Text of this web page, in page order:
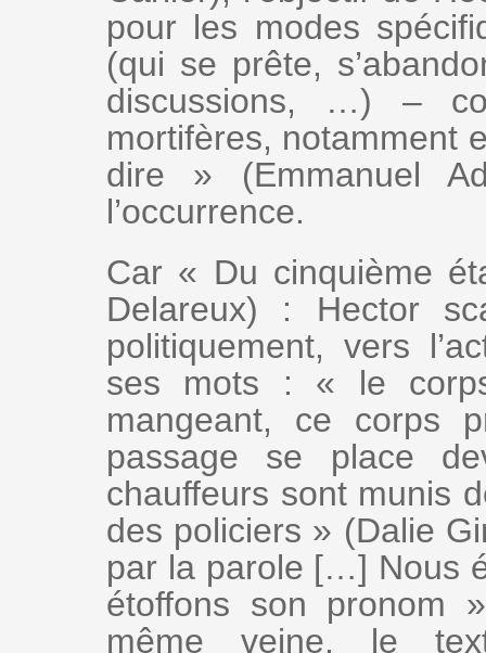
pour les modes
(qui se prête,
discussions, …) –
mortifères, notamment
dire » (Emmanuel
l’occurrence.
Car « Du cinquième
Delareux) : Hector
politiquement, vers
ses mots : « le
mangeant, ce corps
passage se place
chauffeurs sont munis
des policiers » (Dalie
par la parole […] Nous
étoffons son pronom
même veine, le